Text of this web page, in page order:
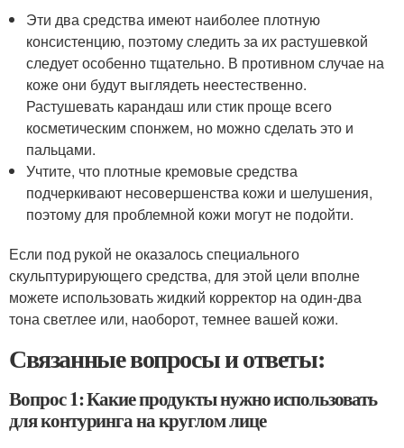
Эти два средства имеют наиболее плотную
консистенцию, поэтому следить за их растушевкой
следует особенно тщательно. В противном случае на
коже они будут выглядеть неестественно.
Растушевать карандаш или стик проще всего
косметическим спонжем, но можно сделать это и
пальцами.
Учтите, что плотные кремовые средства
подчеркивают несовершенства кожи и шелушения,
поэтому для проблемной кожи могут не подойти.
Если под рукой не оказалось специального
скульптурирующего средства, для этой цели вполне
можете использовать жидкий корректор на один-два
тона светлее или, наоборот, темнее вашей кожи.
Связанные вопросы и ответы:
Вопрос 1: Какие продукты нужно использовать
для контуринга на круглом лице